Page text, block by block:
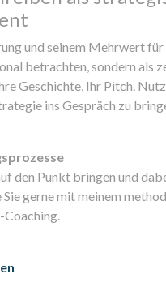
und seinem Mehrwert
betrachten, sondern als
Geschichte, Ihr Pitch.
ins Gespräch zu
den Punkt bringen und
gerne mit meinem
Coaching.